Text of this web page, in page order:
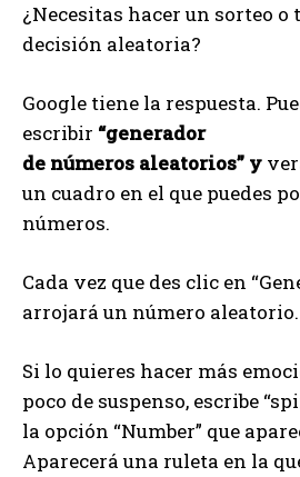
¿Necesitas hacer un sorteo
decisión aleatoria?
Google tiene la respuesta.
escribir “generador
de números aleatorios” y
un cuadro en el que puedes
números.
Cada vez que des clic en
arrojará un número aleatorio.
Si lo quieres hacer más
poco de suspenso, escribe
la opción “Number” que
Aparecerá una ruleta en la